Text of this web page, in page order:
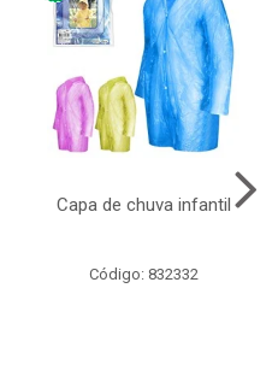
Capa de chuva infantil
Código: 832332